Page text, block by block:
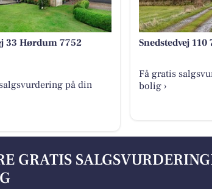
33 Hørdum 7752
på din
Snedstedvej 110
Få gratis
bolig ›
GRATIS